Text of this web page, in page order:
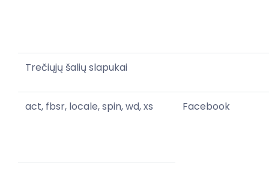
Trečiųjų šalių slapukai
act, fbsr, locale, spin, wd, xs Facebook